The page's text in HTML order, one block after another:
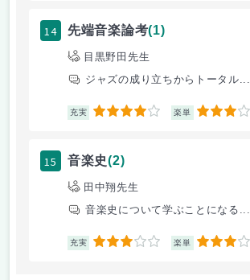
14 先端音楽論考(1)
目黒野田先生
ジャズの成り立ちからトータル...
充実 4 楽単 3
15 音楽史(2)
田中翔先生
音楽史について学ぶことになる...
充実 3 楽単 3